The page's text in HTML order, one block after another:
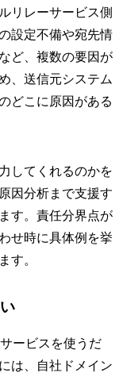
リレーサービス側
設定不備や宛先情
ど、複数の要因が
、送信元システム
どこに原因がある
してくれるのかを
因分析まで支援す
す。責任分界点が
せ時に具体例を挙
す。
ービスを使うだ
は、自社ドメイン